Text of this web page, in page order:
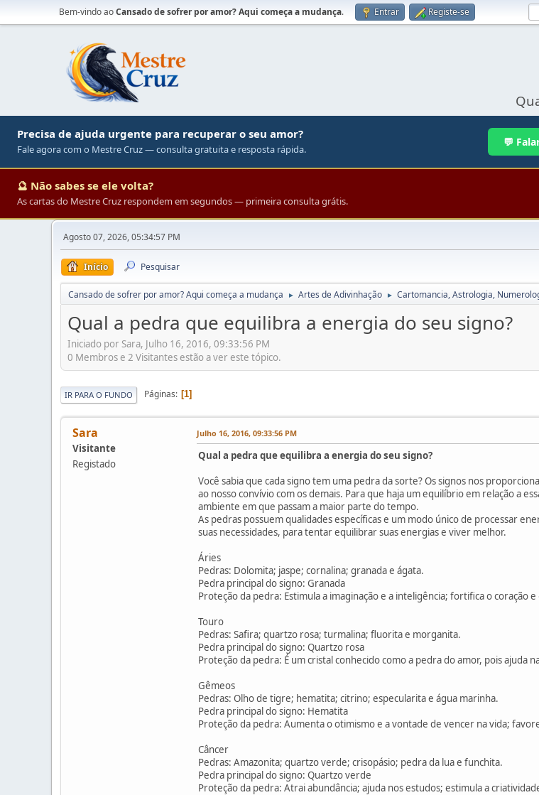
Bem-vindo aoCansado de sofrer por amor? Aqui começa a mudança. Entrar Registe-se
Precisa de ajuda urgente para recuperar o seu amor?
Fale agora com o Mestre Cruz — consulta gratuita e resposta rápida.
💬
🔮 Não sabes se ele volta?
As cartas do Mestre Cruz respondem em segundos — primeira consulta grátis.
Agosto 07, 2026, 05:34:57 PM
Início Pesquisar
Cansado de sofrer por amor? Aqui começa a mudança ► Artes de Adivinhação ► Cartomancia, Astrologia,
Qual a pedra que equilibra a energia do seu signo?
Iniciado por Sara, Julho 16, 2016, 09:33:56 PM
0 Membros e 2 Visitantes estão a ver este tópico.
IR PARA O FUNDO Páginas 1
Sara
Visitante
Registado
Julho 16, 2016, 09:33:56 PM
Qual a pedra que equilibra a energia do seu signo?
Você sabia que cada signo tem uma pedra da sorte? Os signos nos
ao nosso convívio com os demais. Para que haja um equilíbrio em relação a
ambiente em que passam a maior parte do tempo.
As pedras possuem qualidades específicas e um modo único de processar
suas necessidades, para tentar equilibrar suas energias e viver melhor.
Áries
Pedras: Dolomita; jaspe; cornalina; granada e ágata.
Pedra principal do signo: Granada
Proteção da pedra: Estimula a imaginação e a inteligência; fortifica o coração
Touro
Pedras: Safira; quartzo rosa; turmalina; fluorita e morganita.
Pedra principal do signo: Quartzo rosa
Proteção da pedra: É um cristal conhecido como a pedra do amor, pois ajuda
Gêmeos
Pedras: Olho de tigre; hematita; citrino; especularita e água marinha.
Pedra principal do signo: Hematita
Proteção da pedra: Aumenta o otimismo e a vontade de vencer na vida;
Câncer
Pedras: Amazonita; quartzo verde; crisopásio; pedra da lua e funchita.
Pedra principal do signo: Quartzo verde
Proteção da pedra: Atrai abundância; ajuda nos estudos; estimula a